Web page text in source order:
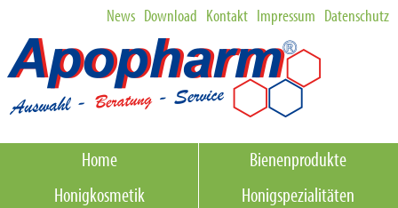
News Download Kontakt Impressum Datenschutz
Home
Bienenprodukte
Honigkosmetik
Honigspezialitäten